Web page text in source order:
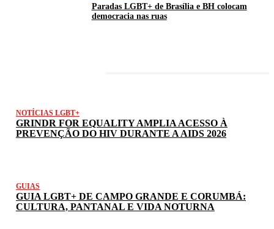
Paradas LGBT+ de Brasília e BH colocam
democracia nas ruas
NOTÍCIAS LGBT+
GRINDR FOR EQUALITY AMPLIA ACESSO À
PREVENÇÃO DO HIV DURANTE A AIDS 2026
GUIAS
GUIA LGBT+ DE CAMPO GRANDE E CORUMBÁ:
CULTURA, PANTANAL E VIDA NOTURNA